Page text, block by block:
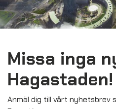
Missa inga
Hagastaden!
Anmäl dig till vårt nyhetsbrev